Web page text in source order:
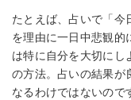
たとえば、占いで「今
を理由に一日中悲観的
は特に自分を大切にし
の方法。占いの結果が
なるわけではないので